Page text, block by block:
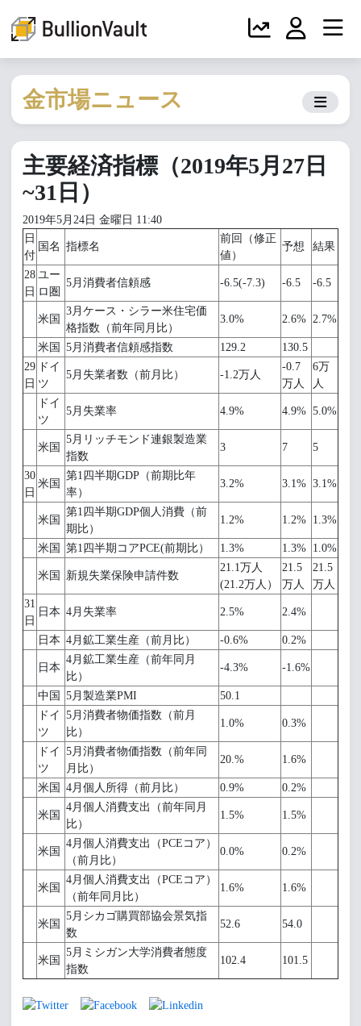
金市場ニュース
主要経済指標（2019年5月27日
~31日）
2019年5月24日 金曜日 11:40
日
付
国名 指標名
前回（修正
値）
予想 結果
28
日
ユー
ロ圏
5月消費者信頼感 -6.5(-7.3) -6.5 -6.5
米国
3月ケース・シラー米住宅価
格指数（前年同月比）
3.0% 2.6% 2.7%
米国 5月消費者信頼感指数 129.2
130.5
29
日
ドイ
ツ
5月失業者数（前月比） -1.2万人
-0.7
万人
6万
人
ドイ
ツ
5月失業率 4.9% 4.9% 5.0%
米国
5月リッチモンド連銀製造業
指数
3 7 5
30
日
米国
第1四半期GDP（前期比年
率）
3.2% 3.1% 3.1%
米国
第1四半期GDP個人消費（前
期比）
1.2% 1.2% 1.3%
米国 第1四半期コアPCE(前期比） 1.3% 1.3% 1.0%
米国 新規失業保険申請件数
21.1万人
(21.2万人）
21.5
万人
21.5
万人
31
日
日本 4月失業率 2.5% 2.4%
日本 4月鉱工業生産（前月比） -0.6% 0.2%
日本
4月鉱工業生産（前年同月
比）
-4.3% -1.6%
中国 5月製造業PMI
50.1
ドイ
ツ
5月消費者物価指数（前月
比）
1.0% 0.3%
ドイ
ツ
5月消費者物価指数（前年同
月比）
20.% 1.6%
米国 4月個人所得（前月比） 0.9% 0.2%
米国
4月個人消費支出（前年同月
比）
1.5% 1.5%
米国
4月個人消費支出（PCEコア）
（前月比）
0.0% 0.2%
米国
4月個人消費支出（PCEコア）
（前年同月比）
1.6% 1.6%
米国
5月シカゴ購買部協会景気指
数
52.6 54.0
米国
5月ミシガン大学消費者態度
指数
102.4 101.5